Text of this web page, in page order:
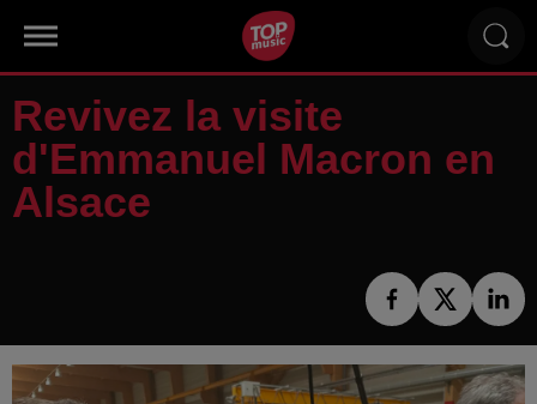
Revivez la visite
d'Emmanuel Macron en
Alsace